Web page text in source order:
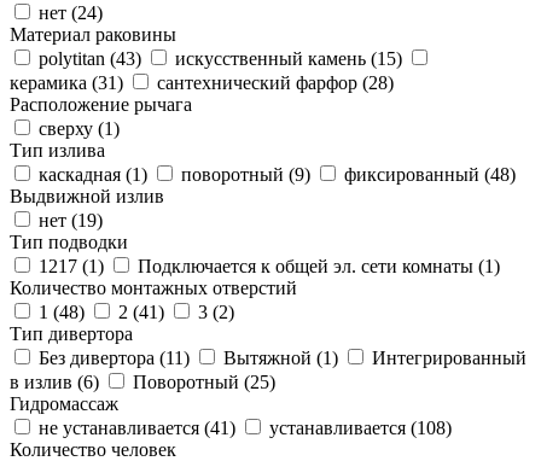
нет (24)
Материал раковины
polytitan (43) искусственный камень (15)
керамика (31) сантехнический фарфор (28)
Расположение рычага
сверху (1)
Тип излива
каскадная (1) поворотный (9) фиксированный (48)
Выдвижной излив
нет (19)
Тип подводки
1217 (1) Подключается к общей эл. сети комнаты (1)
Количество монтажных отверстий
1 (48) 2 (41) 3 (2)
Тип дивертора
Без дивертора (11) Вытяжной (1)
Интегрированный
в излив (6) Поворотный (25)
Гидромассаж
не устанавливается (41) устанавливается (108)
Количество человек